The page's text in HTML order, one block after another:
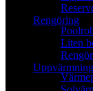
Rengöring
Liten
Uppvärmning